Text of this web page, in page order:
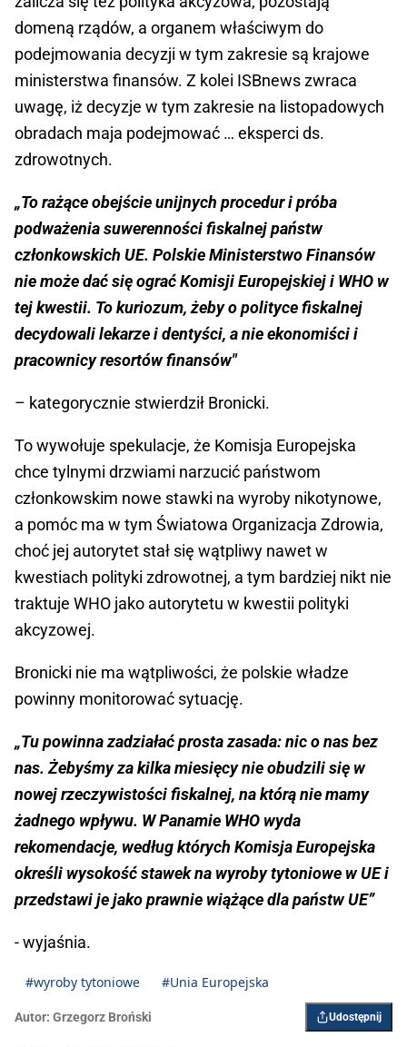
domeną rządów, a organem właściwym do
podejmowania decyzji w tym zakresie są krajowe
ministerstwa finansów. Z kolei ISBnews zwraca
uwagę, iż decyzje w tym zakresie na listopadowych
obradach maja podejmować … eksperci ds.
zdrowotnych.
„To rażące obejście unijnych procedur i próba
podważenia suwerenności fiskalnej państw
członkowskich UE. Polskie Ministerstwo Finansów
nie może dać się ograć Komisji Europejskiej i WHO w
tej kwestii. To kuriozum, żeby o polityce fiskalnej
decydowali lekarze i dentyści, a nie ekonomiści i
pracownicy resortów finansów"
– kategorycznie stwierdził Bronicki.
To wywołuje spekulacje, że Komisja Europejska
chce tylnymi drzwiami narzucić państwom
członkowskim nowe stawki na wyroby nikotynowe,
a pomóc ma w tym Światowa Organizacja Zdrowia,
choć jej autorytet stał się wątpliwy nawet w
kwestiach polityki zdrowotnej, a tym bardziej nikt nie
traktuje WHO jako autorytetu w kwestii polityki
akcyzowej.
Bronicki nie ma wątpliwości, że polskie władze
powinny monitorować sytuację.
„Tu powinna zadziałać prosta zasada: nic o nas bez
nas. Żebyśmy za kilka miesięcy nie obudzili się w
nowej rzeczywistości fiskalnej, na którą nie mamy
żadnego wpływu. W Panamie WHO wyda
rekomendacje, według których Komisja Europejska
określi wysokość stawek na wyroby tytoniowe w UE i
przedstawi je jako prawnie wiążące dla państw UE”
- wyjaśnia.
#wyroby tytoniowe #Unia Europejska
Autor: Grzegorz Broński Udostępnij